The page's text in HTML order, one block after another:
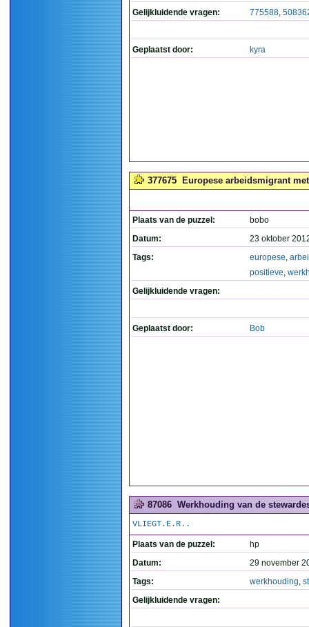
Gelijkluidende vragen:
775588,
Geplaatst door: kyra
377675 Europese arbeidsmigrant
Plaats van de puzzel:
bobo
Datum:
23 oktober
Tags:
europese,
positieve,
Gelijkluidende vragen:
Geplaatst door: Bob
87086 Werkhouding van de
VLIEGT.E.R..
Plaats van de puzzel:
hp
Datum:
29 november
Tags:
werkhouding,
Gelijkluidende vragen: